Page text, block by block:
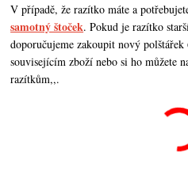
V případě, že razítko máte a
samotný štoček. Pokud je razítko
doporučujeme zakoupit nový
souvisejícím zboží nebo si ho můžete
razítkům,,.